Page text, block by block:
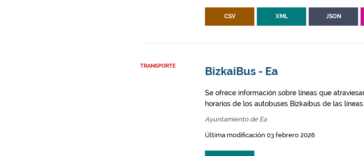
CSV XML JSON
TRANSPORTE BizkaiBus - Ea
Se ofrece información sobre líneas que
horarios de los autobuses Bizkaibus de las
Ayuntamiento de Ea
Última modificación 03 febrero 2026